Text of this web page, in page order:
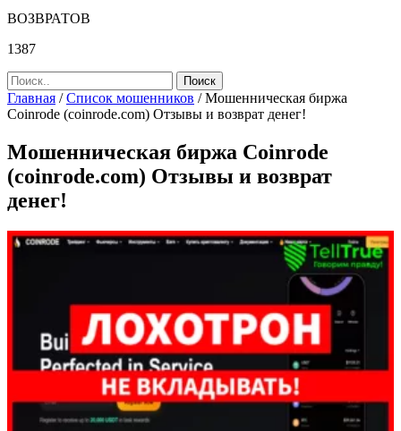
ВОЗВРАТОВ
1387
Главная /Список мошенников /Мошенническая биржа
Coinrode (coinrode.com) Отзывы и возврат денег!
Мошенническая биржа Coinrode
(coinrode.com) Отзывы и возврат
денег!